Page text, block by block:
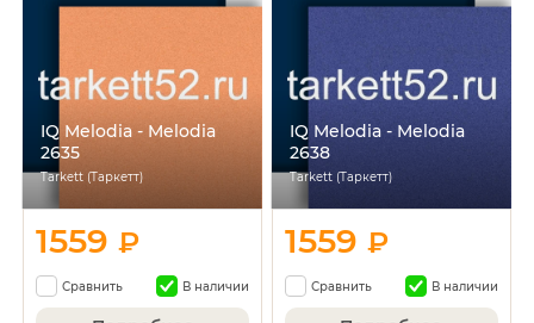
IQ Melodia - Melodia
2635
Tarkett (Таркетт)
1559₽
Сравнить В наличии
IQ Melodia - Melodia
2638
Tarkett (Таркетт)
1559₽
Сравнить В наличии